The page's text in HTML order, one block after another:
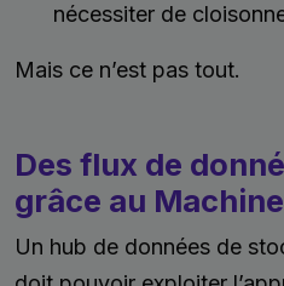
nécessiter de
Mais ce n’est pas tout.
Des flux de
grâce au
Un hub de données de